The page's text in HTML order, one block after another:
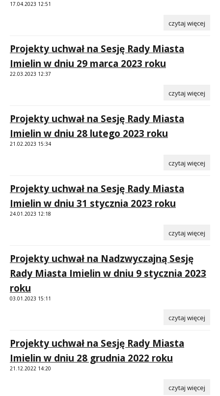
17.04.2023 12:51
czytaj więcej
Projekty uchwał na Sesję Rady Miasta
Imielin w dniu 29 marca 2023 roku
22.03.2023 12:37
czytaj więcej
Projekty uchwał na Sesję Rady Miasta
Imielin w dniu 28 lutego 2023 roku
21.02.2023 15:34
czytaj więcej
Projekty uchwał na Sesję Rady Miasta
Imielin w dniu 31 stycznia 2023 roku
24.01.2023 12:18
czytaj więcej
Projekty uchwał na Nadzwyczajną Sesję
Rady Miasta Imielin w dniu 9 stycznia 2023
roku
03.01.2023 15:11
czytaj więcej
Projekty uchwał na Sesję Rady Miasta
Imielin w dniu 28 grudnia 2022 roku
21.12.2022 14:20
czytaj więcej